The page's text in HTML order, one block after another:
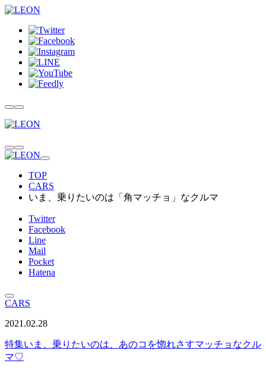
TOP
CARS
いま、乗りたいのは「角マッチョ」なクルマ
Twitter
Facebook
Line
Mail
Pocket
Hatena
CARS
2021.02.28
特集いま、乗りたいのは、あのコを惚れさすマッチョなクル
マ♡